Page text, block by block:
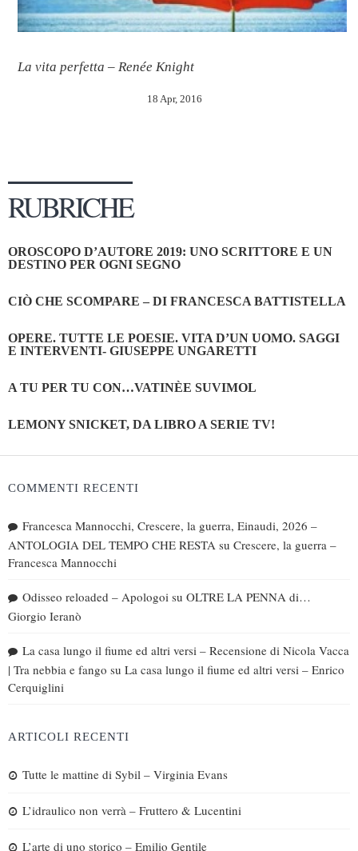
La vita perfetta – Renée Knight
18 Apr, 2016
RUBRICHE
OROSCOPO D’AUTORE 2019: UNO SCRITTORE E UN
DESTINO PER OGNI SEGNO
CIÒ CHE SCOMPARE – DI FRANCESCA BATTISTELLA
OPERE. TUTTE LE POESIE. VITA D’UN UOMO. SAGGI
E INTERVENTI- GIUSEPPE UNGARETTI
A TU PER TU CON…VATINÈE SUVIMOL
LEMONY SNICKET, DA LIBRO A SERIE TV!
COMMENTI RECENTI
Francesca Mannocchi, Crescere, la guerra, Einaudi, 2026 –
ANTOLOGIA DEL TEMPO CHE RESTA su Crescere, la guerra –
Francesca Mannocchi
Odisseo reloaded – Apologoi su OLTRE LA PENNA di…
Giorgio Ieranò
La casa lungo il fiume ed altri versi – Recensione di Nicola Vacca
| Tra nebbia e fango su La casa lungo il fiume ed altri versi – Enrico
Cerquiglini
ARTICOLI RECENTI
Tutte le mattine di Sybil – Virginia Evans
L’idraulico non verrà – Fruttero & Lucentini
L’arte di uno storico – Emilio Gentile